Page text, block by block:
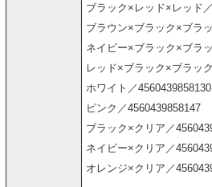
ブラック×レッド×レッド
ブラウン×ブラック×ブラ
ネイビー×ブラック×ブラ
レッド×ブラック×ブラッ
ホワイト／4560439858130
ピンク／4560439858147
ブラック×クリア／
ネイビー×クリア／
オレンジ×クリア／